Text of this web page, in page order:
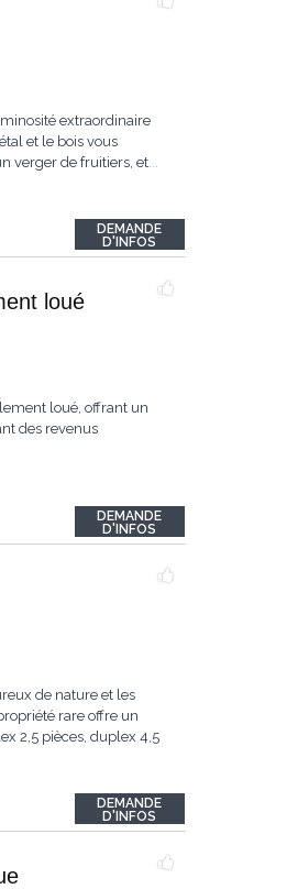
extraordinaire
et le bois vous
verger de fruitiers, et...
DEMANDE
D'INFOS
loué
loué, offrant un
des revenus
DEMANDE
D'INFOS
de nature et les
rare offre un
2,5 pièces, duplex 4,5
DEMANDE
D'INFOS